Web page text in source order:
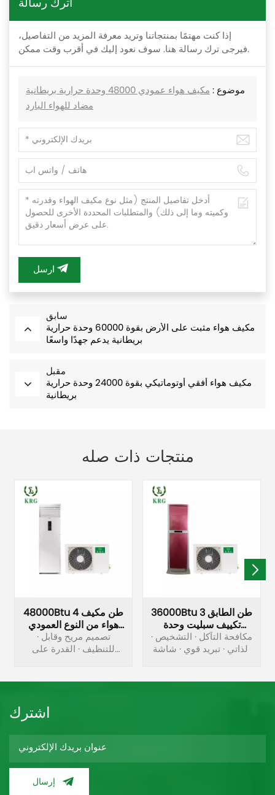
إذا كنت مهتمًا بمنتجاتنا وتريد معرفة المزيد من التفاصيل،
فيرجى ترك رسالة هنا. سوف نعود إليك في أقرب وقت ممكن.
موضوع :
مكيف هواء عمودي 48000 وحدة حرارية بريطانية
مضاد للهواء البارد
ارسل
سابق
مكيف هواء مثبت على الأرض بقوة 60000 وحدة حرارية
بريطانية يدعم جهدًا واسعًا
مقبل
مكيف هواء أفقي أوتوماتيكي بقوة 24000 وحدة حرارية
بريطانية
منتجات ذات صله
48000Btu 4 طن مكيف
هواء من النوع العمودي
مصنع
· تصميم مريح وقابل
للتنظيف · القدرة على
الموقت · الوضع الاقتصادي
36000Btu 3 طن الطابق
تكييف سبليت وحدة
مكيف الهواء بالجملة · مكافحة التآكل · التشخيص
الذاتي · تبريد قوي · شاشة
اشترك
إرسال